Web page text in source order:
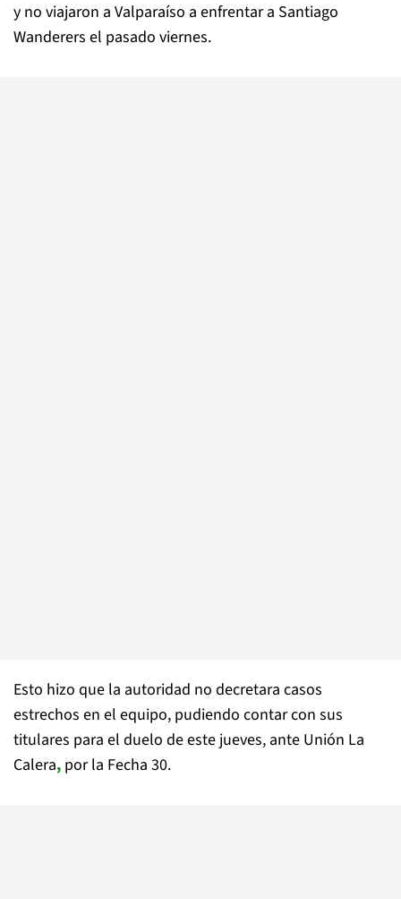
y no viajaron a Valparaíso a enfrentar a Santiago
Wanderers el pasado viernes.
Esto hizo que la autoridad no decretara casos
estrechos en el equipo, pudiendo contar con sus
titulares para el duelo de este jueves, ante Unión La
Calera, por la Fecha 30.